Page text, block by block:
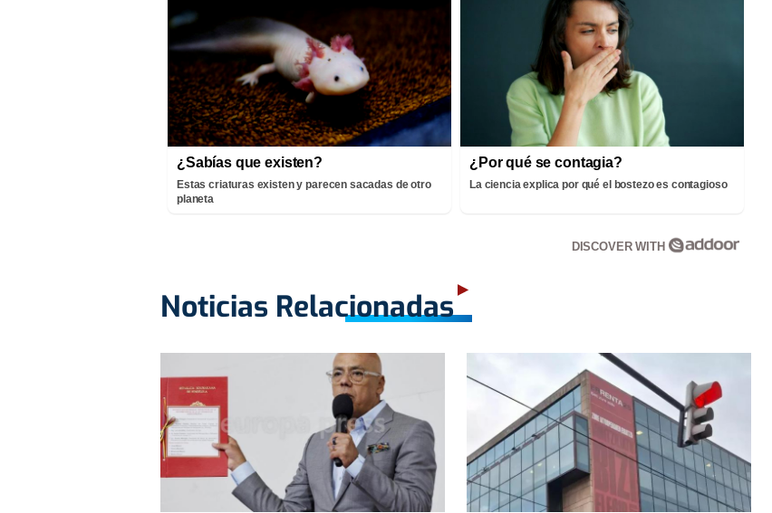
¿Sabías que existen?
Estas criaturas existen y parecen sacadas de otro
planeta
¿Por qué se contagia?
La ciencia explica por qué el bostezo es contagioso
DISCOVER WITH
Noticias Relacionadas